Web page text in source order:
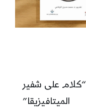
على شفير
الميتافيزيقا”